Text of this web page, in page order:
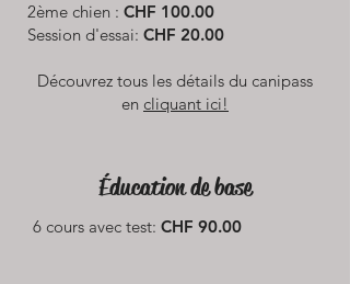
2ème chien : CHF 100.00
Session d'essai: CHF 20.00
Découvrez tous les détails du canipass
en cliquant ici!
Éducation de base
6 cours avec test: CHF 90.00